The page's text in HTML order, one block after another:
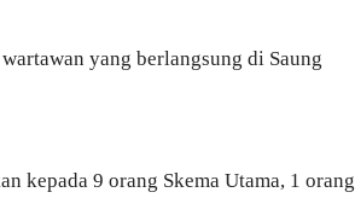
yang berlangsung di Saung
kepada 9 orang Skema Utama, 1 orang